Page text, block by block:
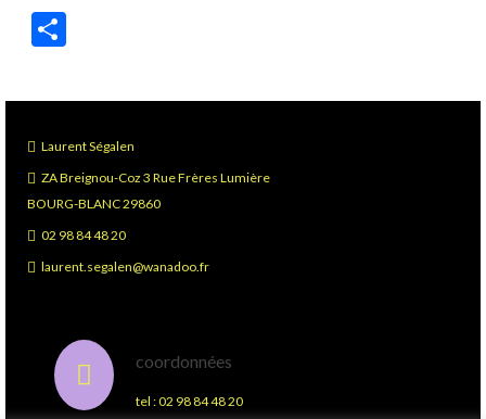
Laurent Ségalen
ZA Breignou-Coz 3 Rue Frères Lumière
BOURG-BLANC 29860
02 98 84 48 20
laurent.segalen@wanadoo.fr
coordonnées
tel : 02 98 84 48 20